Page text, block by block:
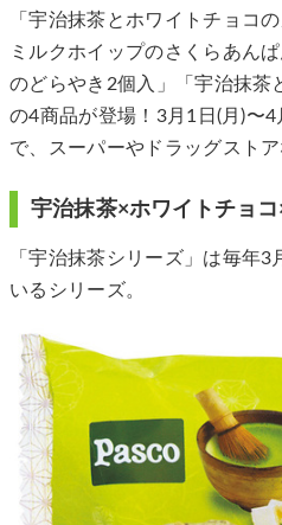
「宇治抹茶とホワイトチョコ
ミルクホイップのさくらあん
のどらやき2個入」「宇治抹茶
の4商品が登場！3月1日(月)〜
で、スーパーやドラッグスト
宇治抹茶×ホワイトチョ
「宇治抹茶シリーズ」は毎年
いるシリーズ。